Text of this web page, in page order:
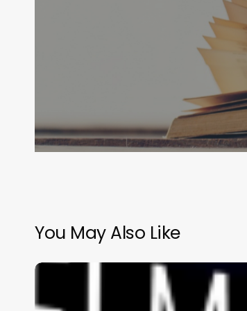
You May Also Like
Moorland